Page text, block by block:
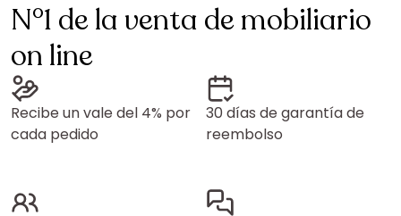
N°1 de la venta de mobiliario
on line
Recibe un vale del 4% por
cada pedido
30 días de garantía de
reembolso